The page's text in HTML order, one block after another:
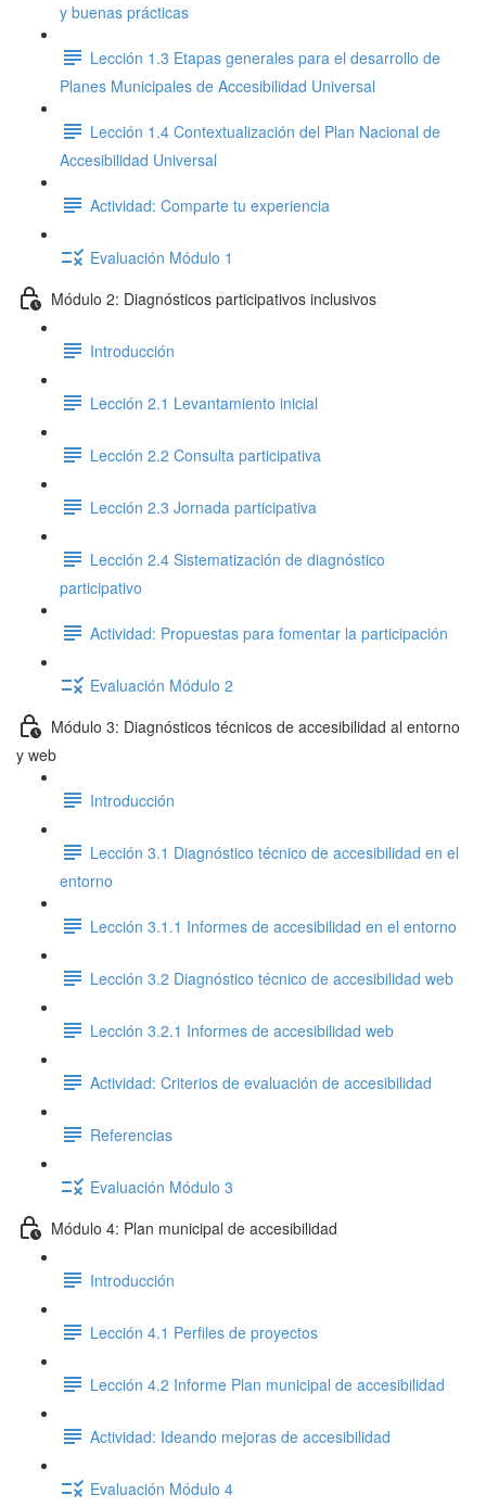
y buenas prácticas
Lección 1.3 Etapas generales para el desarrollo de
Planes Municipales de Accesibilidad Universal
Lección 1.4 Contextualización del Plan Nacional de
Accesibilidad Universal
Actividad: Comparte tu experiencia
Evaluación Módulo 1
Módulo 2: Diagnósticos participativos inclusivos
Introducción
Lección 2.1 Levantamiento inicial
Lección 2.2 Consulta participativa
Lección 2.3 Jornada participativa
Lección 2.4 Sistematización de diagnóstico
participativo
Actividad: Propuestas para fomentar la participación
Evaluación Módulo 2
Módulo 3: Diagnósticos técnicos de accesibilidad al entorno
y web
Introducción
Lección 3.1 Diagnóstico técnico de accesibilidad en el
entorno
Lección 3.1.1 Informes de accesibilidad en el entorno
Lección 3.2 Diagnóstico técnico de accesibilidad web
Lección 3.2.1 Informes de accesibilidad web
Actividad: Criterios de evaluación de accesibilidad
Referencias
Evaluación Módulo 3
Módulo 4: Plan municipal de accesibilidad
Introducción
Lección 4.1 Perfiles de proyectos
Lección 4.2 Informe Plan municipal de accesibilidad
Actividad: Ideando mejoras de accesibilidad
Evaluación Módulo 4